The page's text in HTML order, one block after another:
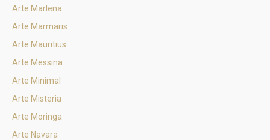
Arte Marlena
Arte Marmaris
Arte Mauritius
Arte Messina
Arte Minimal
Arte Misteria
Arte Moringa
Arte Navara